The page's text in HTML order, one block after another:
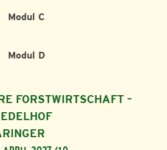
Modul C
Modul D
FORSTWIRTSCHAFT –